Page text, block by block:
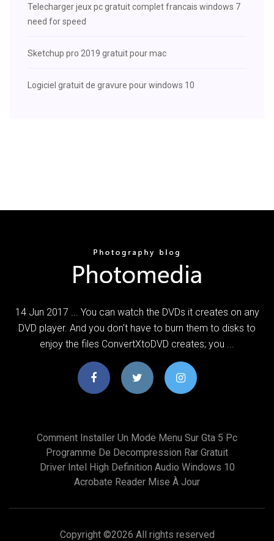
Telecharger jeux pc gratuit complet francais windows 7
need for speed
Sketchup pro 2019 gratuit pour mac
Logiciel gratuit de gravure pour windows 10
14 Jun 2017 ... You can watch the DVDs it creates on any
DVD player. And you don't have to burn them to disks to
enjoy the files ConvertXtoDVD creates; you ...
Comment Installer Un Mode Menu Sur Gta 5 Pc
Programme De Decompression Rar Gratuit
Driver Intel High Definition Audio Windows 10
Acrobate Reader Mise À Jour
Copyright ©2026 All rights reserved